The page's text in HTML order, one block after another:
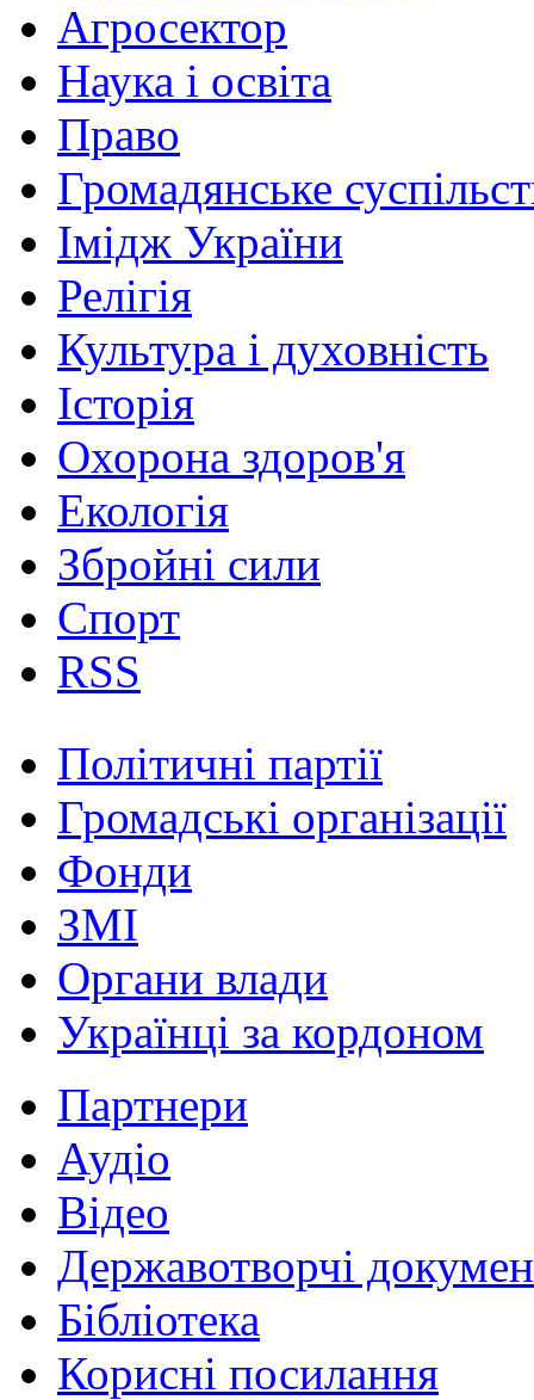
Агросектор
Наука і освіта
Право
Громадянське
Імідж України
Релігія
Культура і духовність
Історія
Охорона здоров'я
Екологія
Збройні сили
Спорт
RSS
Політичні партії
Громадські організації
Фонди
ЗМІ
Органи влади
Українці за кордоном
Партнери
Аудіо
Відео
Державотворчі
Бібліотека
Корисні посилання